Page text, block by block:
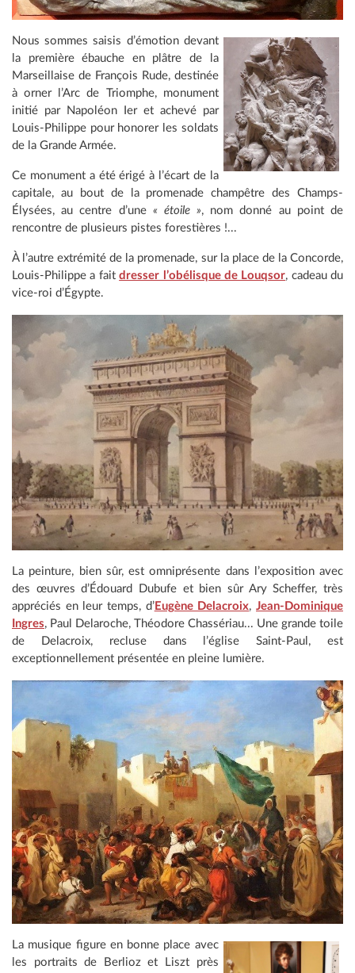
Nous sommes saisis d’émotion devant
la première ébauche en plâtre de la
Marseillaise de François Rude, destinée
à orner l’Arc de Triomphe, monument
initié par Napoléon Ier et achevé par
Louis-Philippe pour honorer les soldats
de la Grande Armée.
Ce monument a été érigé à l’écart de la
capitale, au bout de la promenade champêtre des Champs-
Élysées, au centre d’une « étoile », nom donné au point de
rencontre de plusieurs pistes forestières !...
À l’autre extrémité de la promenade, sur la place de la Concorde,
Louis-Philippe a faitdresser l’obélisque de Louqsor, cadeau du
vice-roi d’Égypte.
La peinture, bien sûr, est omniprésente dans l’exposition avec
des œuvres d’Édouard Dubufe et bien sûr Ary Scheffer, très
appréciés en leur temps, d’Eugène Delacroix,Jean-Dominique
Ingres, Paul Delaroche, Théodore Chassériau... Une grande toile
de Delacroix, recluse dans l’église Saint-Paul, est
exceptionnellement présentée en pleine lumière.
La musique figure en bonne place avec
les portraits de Berlioz et Liszt près